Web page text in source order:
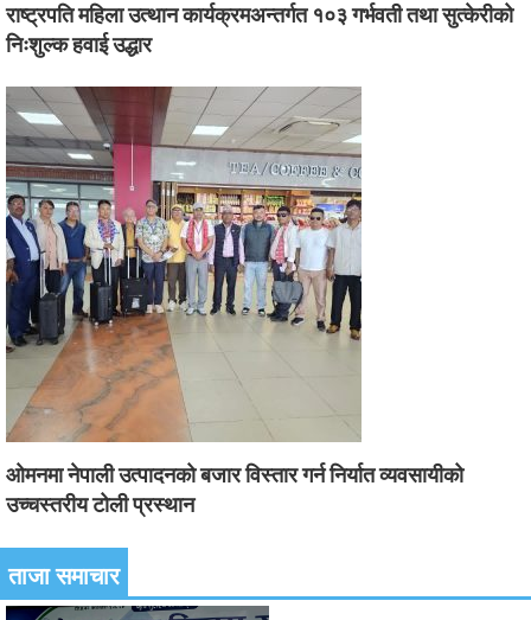
राष्ट्रपति महिला उत्थान कार्यक्रमअन्तर्गत १०३ गर्भवती तथा सुत्केरीको
निःशुल्क हवाई उद्धार
ओमनमा नेपाली उत्पादनको बजार विस्तार गर्न निर्यात व्यवसायीको
उच्चस्तरीय टोली प्रस्थान
ताजा समाचार